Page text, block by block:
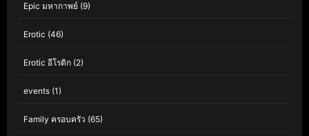
Epic มหากาพย์ (9)
Erotic (46)
Erotic อีโรติก (2)
events (1)
Family ครอบครัว (65)